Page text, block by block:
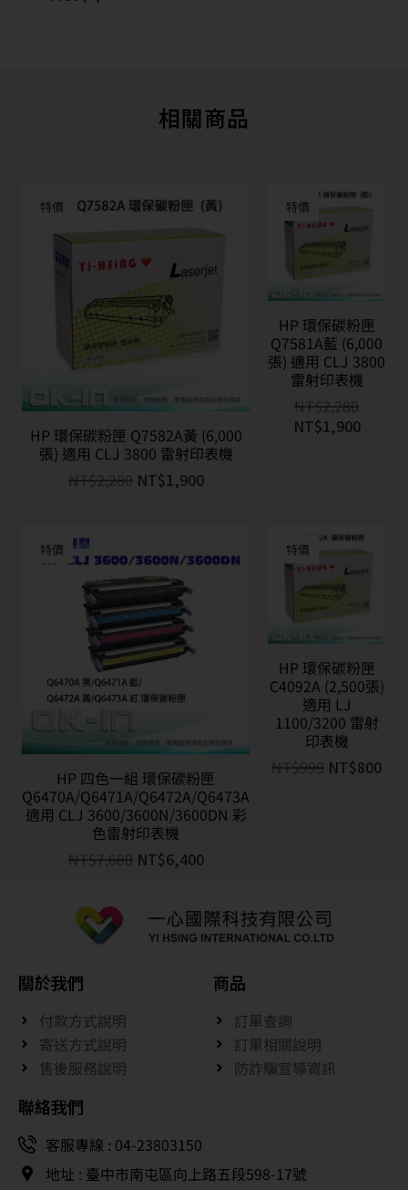
相關商品
特價
HP 環保碳粉匣 Q7582A黃 (6,000
張) 適用 CLJ 3800 雷射印表機
NT$2,280 NT$1,900
特價
HP 環保碳粉匣
Q7581A藍 (6,000
張) 適用 CLJ 3800
雷射印表機
NT$2,280
NT$1,900
特價
HP 四色一組 環保碳粉匣
Q6470A/Q6471A/Q6472A/Q6473A
適用 CLJ 3600/3600N/3600DN 彩
色雷射印表機
NT$ 7,680 NT$6,400
特價
HP 環保碳粉匣
C4092A (2,500張)
適用 LJ
1100/3200 雷射
印表機
NT$999 NT$800
關於我們
付款方式說明
寄送方式說明
售後服務說明
商品
訂單查詢
訂單相關說明
防詐騙宣導資訊
聯絡我們
客服專線 : 04-23803150
地址 : 臺中市南屯區向上路五段598-17號